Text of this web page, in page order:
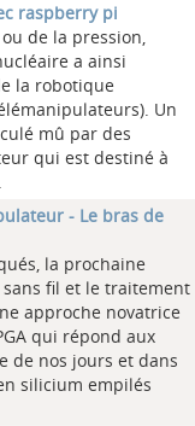
raspberry pi
de la pression,
a ainsi
la robotique
Un
mû par des
qui est destiné à
- Le bras de
la prochaine
fil et le traitement
approche novatrice
qui répond aux
de nos jours et dans
silicium empilés